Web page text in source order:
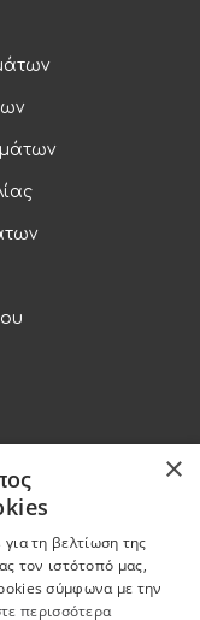
×
τη βελτίωση της
τον ιστότοπό μας,
σύμφωνα με την
περισσότερα